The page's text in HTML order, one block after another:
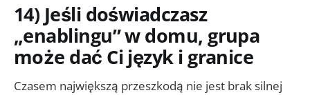
14) Jeśli doświadczasz
„enablingu” w domu, grupa
może dać Ci język i granice
Czasem największą przeszkodą nie jest brak silnej